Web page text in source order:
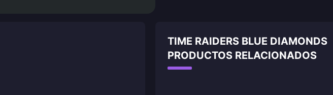
TIME RAIDERS BLUE DIAMONDS
PRODUCTOS RELACIONADOS